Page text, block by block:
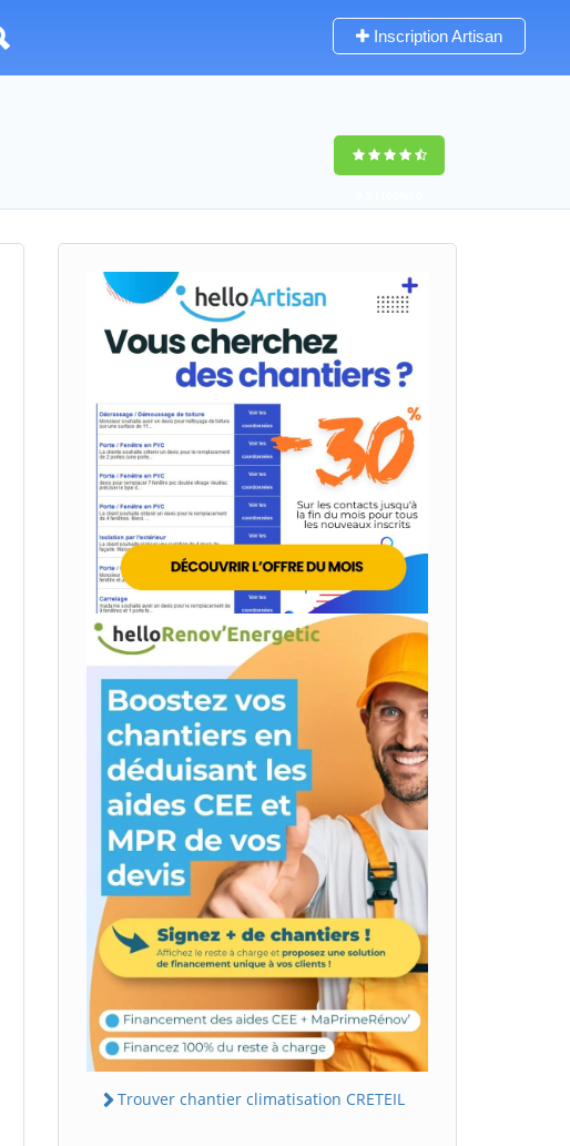
Inscription Artisan
Trouver chantier climatisation CRETEIL